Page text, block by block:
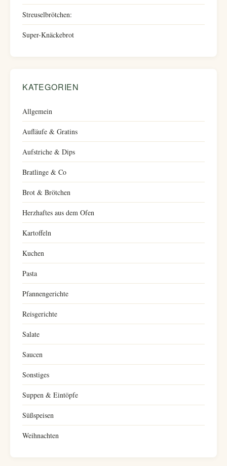
Streuselbrötchen:
Super-Knäckebrot
KATEGORIEN
Allgemein
Aufläufe & Gratins
Aufstriche & Dips
Bratlinge & Co
Brot & Brötchen
Herzhaftes aus dem Ofen
Kartoffeln
Kuchen
Pasta
Pfannengerichte
Reisgerichte
Salate
Saucen
Sonstiges
Suppen & Eintöpfe
Süßspeisen
Weihnachten